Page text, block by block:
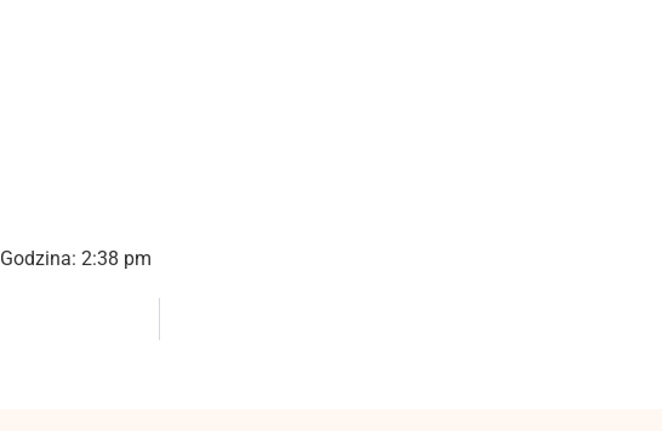
Godzina: 2:38 pm